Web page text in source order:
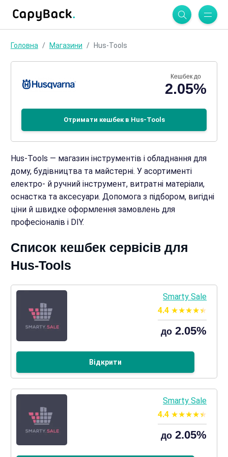
Головна Магазини Hus-Tools
Кешбек до
2.05%
Отримати кешбек в Hus-Tools
Hus-Tools — магазин інструментів і обладнання для
дому, будівництва та майстерні. У асортименті
електро- й ручний інструмент, витратні матеріали,
оснастка та аксесуари. Допомога з підбором, вигідні
ціни й швидке оформлення замовлень для
професіоналів і DIY.
Список кешбек сервісів для
Hus-Tools
Smarty Sale
4.4
до 2.05%
Відкрити
Smarty Sale
4.4
до 2.05%